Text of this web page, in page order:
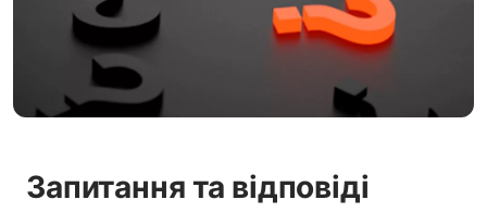
Запитання та відповіді